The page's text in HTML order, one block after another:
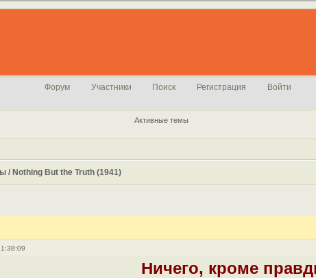
Форум Участники Поиск Регистрация Войти
Активные темы
/ Nothing But the Truth (1941)
Ничего, кроме